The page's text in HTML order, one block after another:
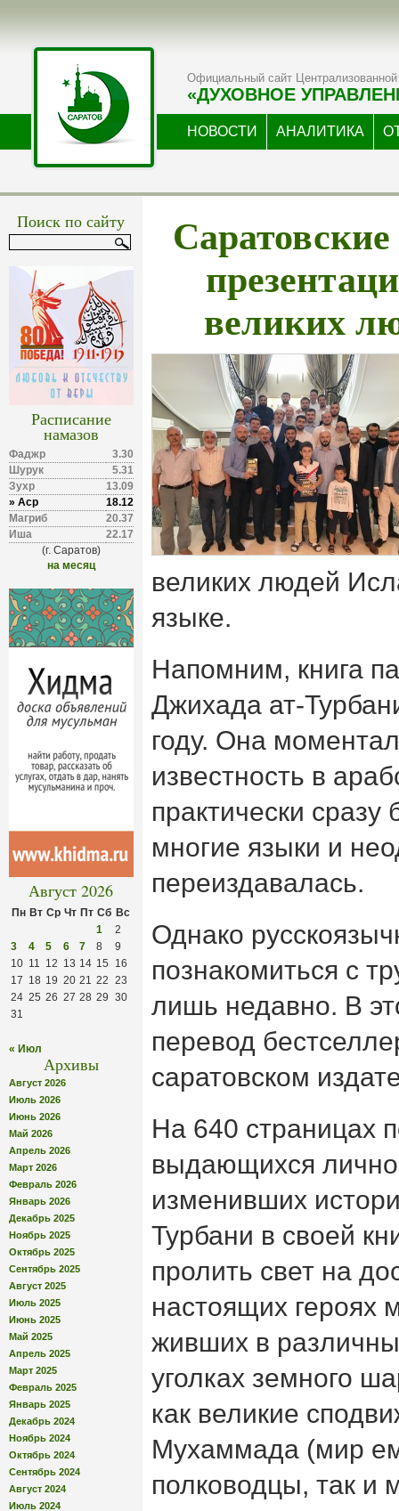
Официальный сайт Централизованной
«ДУХОВНОЕ
НОВОСТИ АНАЛИТИКА
Поиск по сайту
Расписание
намазов
Фаджр
3.30
Шурук
5.31
Зухр
13.09
» Аср
18.12
Магриб
20.37
Иша
22.17
(г. Саратов)
на месяц
Август 2026
Пн Вт Ср Чт Пт Сб Вс
1
2
3
4 5 6 7 8
9
10 11 12 13 14 15
16
17 18 19 20 21 22 23
24 25 26 27 28 29 30
31
« Июл
Архивы
Август 2026
Июль 2026
Июнь 2026
Май 2026
Апрель 2026
Март 2026
Февраль 2026
Январь 2026
Декабрь 2025
Ноябрь 2025
Октябрь 2025
Сентябрь 2025
Август 2025
Июль 2025
Июнь 2025
Май 2025
Апрель 2025
Март 2025
Февраль 2025
Январь 2025
Декабрь 2024
Ноябрь 2024
Октябрь 2024
Сентябрь 2024
Август 2024
Июль 2024
великих
великих людей
языке.
Напомним, книга
Джихада ат-
году. Она
известность в
практически
многие языки и
переиздавалась.
Однако
познакомиться с
лишь недавно. В
перевод
саратовском
На 640 страницах
выдающихся
изменивших
Турбани в своей
пролить свет на
настоящих героях
живших в
уголках земного
как великие
Мухаммада (мир
полководцы, так и